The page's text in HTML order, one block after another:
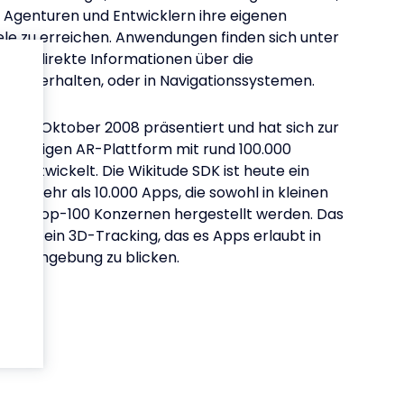
und Entwicklern ihre eigenen
zu erreichen. Anwendungen finden sich unter
um direkte Informationen über die
zu erhalten, oder in Navigationssystemen.
im Oktober 2008 präsentiert und hat sich zur
AR-Plattform mit rund 100.000
entwickelt. Die Wikitude SDK ist heute ein
mehr als 10.000 Apps, die sowohl in kleinen
Top-100 Konzernen hergestellt werden. Das
ist ein 3D-Tracking, das es Apps erlaubt in
die Umgebung zu blicken.